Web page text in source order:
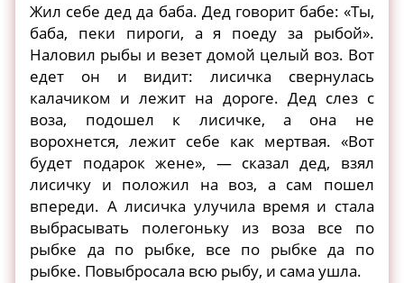
Жил себе дед да баба. Дед говорит бабе: «Ты,
баба, пеки пироги, а я поеду за рыбой».
Наловил рыбы и везет домой целый воз. Вот
едет он и видит: лисичка свернулась
калачиком и лежит на дороге. Дед слез с
воза, подошел к лисичке, а она не
ворохнется, лежит себе как мертвая. «Вот
будет подарок жене», — сказал дед, взял
лисичку и положил на воз, а сам пошел
впереди. А лисичка улучила время и стала
выбрасывать полегоньку из воза все по
рыбке да по рыбке, все по рыбке да по
рыбке. Повыбросала всю рыбу, и сама ушла.